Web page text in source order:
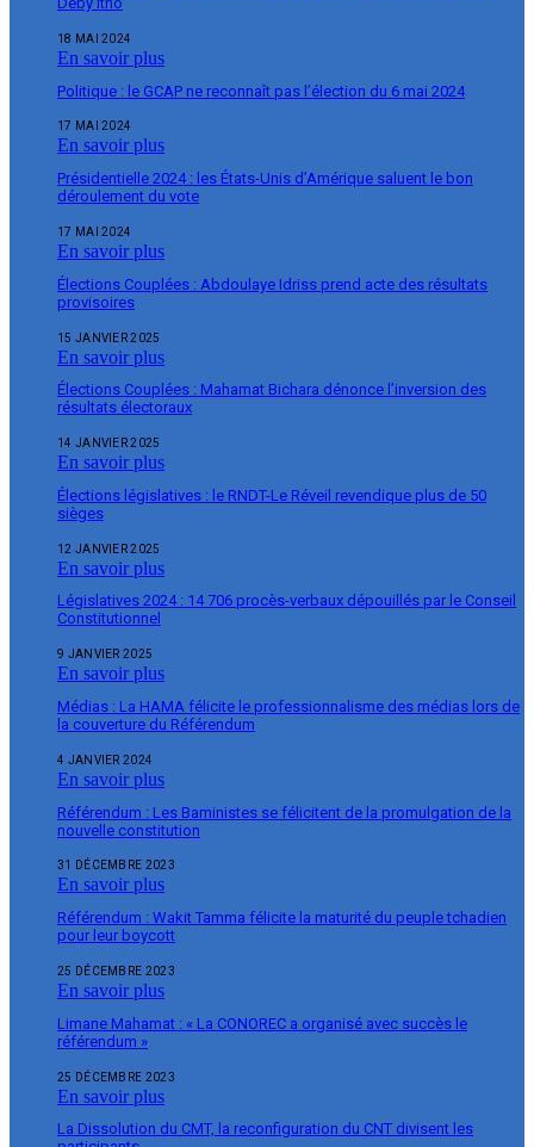
18 MAI 2024
En savoir plus
Politique : le GCAP ne reconnaît pas l’élection du 6 mai 2024
17 MAI 2024
En savoir plus
Présidentielle 2024 : les États-Unis d’Amérique saluent le bon
déroulement du vote
17 MAI 2024
En savoir plus
Élections Couplées : Abdoulaye Idriss prend acte des résultats
provisoires
15 JANVIER 2025
En savoir plus
Élections Couplées : Mahamat Bichara dénonce l’inversion des
résultats électoraux
14 JANVIER 2025
En savoir plus
Élections législatives : le RNDT-Le Réveil revendique plus de 50
sièges
12 JANVIER 2025
En savoir plus
Législatives 2024 : 14 706 procès-verbaux dépouillés par le Conseil
Constitutionnel
9 JANVIER 2025
En savoir plus
Médias : La HAMA félicite le professionnalisme des médias lors de
la couverture du Référendum
4 JANVIER 2024
En savoir plus
Référendum : Les Baministes se félicitent de la promulgation de la
nouvelle constitution
31 DÉCEMBRE 2023
En savoir plus
Référendum : Wakit Tamma félicite la maturité du peuple tchadien
pour leur boycott
25 DÉCEMBRE 2023
En savoir plus
Limane Mahamat : « La CONOREC a organisé avec succès le
référendum »
25 DÉCEMBRE 2023
En savoir plus
La Dissolution du CMT, la reconfiguration du CNT divisent les